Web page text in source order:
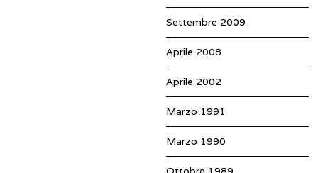
Settembre 2009
Aprile 2008
Aprile 2002
Marzo 1991
Marzo 1990